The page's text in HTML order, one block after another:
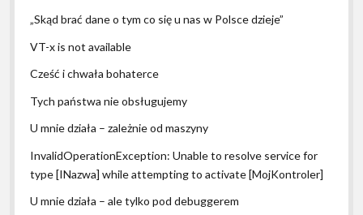
„Skąd brać dane o tym co się u nas w Polsce dzieje”
VT-x is not available
Cześć i chwała bohaterce
Tych państwa nie obsługujemy
U mnie działa – zależnie od maszyny
InvalidOperationException: Unable to resolve service for
type [INazwa] while attempting to activate [MojKontroler]
U mnie działa – ale tylko pod debuggerem